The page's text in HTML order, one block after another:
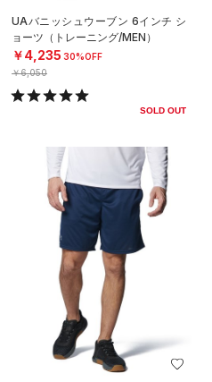
UAバニッシュウーブン 6インチ シ
ョーツ（トレーニング/MEN）
￥4,235 30%OFF
￥6,050
SOLD OUT